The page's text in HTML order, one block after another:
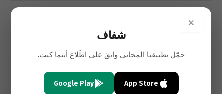
في وداع الناسك الأكاديمي المهمّ من يمسك بالدولار
×
شفاف
حمّل تطبيقنا المجاني وابقَ على اطّلاع أينما كنت.
App Store
Google Play